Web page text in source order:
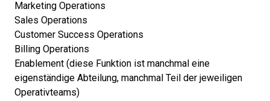
Marketing Operations
Sales Operations
Customer Success Operations
Billing Operations
Enablement (diese Funktion ist manchmal eine
eigenständige Abteilung, manchmal Teil der jeweiligen
Operativteams)